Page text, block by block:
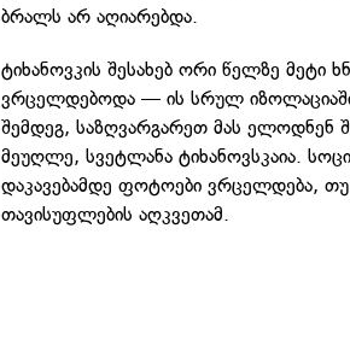
ბრალს არ აღიარებდა.
ტიხანოვკის შესახებ ორი წელზე მეტი
ვრცელდებოდა — ის სრულ
შემდეგ, საზღვარგარეთ მას ელოდნენ
მეუღლე, სვეტლანა ტიხანოვსკაია.
დაკავებამდე ფოტოები ვრცელდება,
თავისუფლების აღკვეთამ.